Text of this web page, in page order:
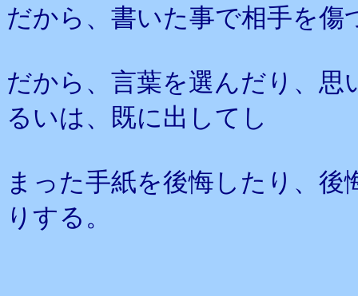
だから、書いた事で相手を
だから、言葉を選んだり、
るいは、既に出してし
まった手紙を後悔したり、
りする。